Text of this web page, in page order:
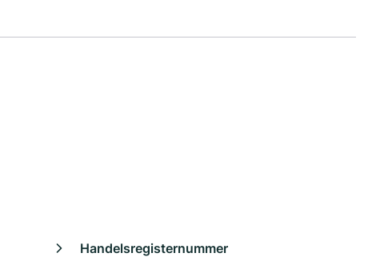
Handelsregisternummer